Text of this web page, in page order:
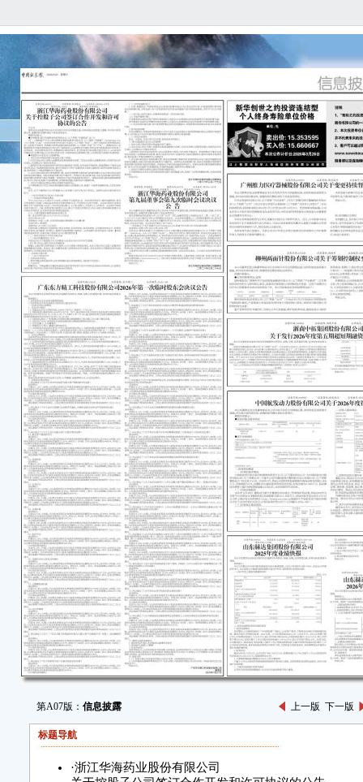
第A07版： 信息披露 上一版 下一版
标题导航
·浙江华海药业股份有限公司